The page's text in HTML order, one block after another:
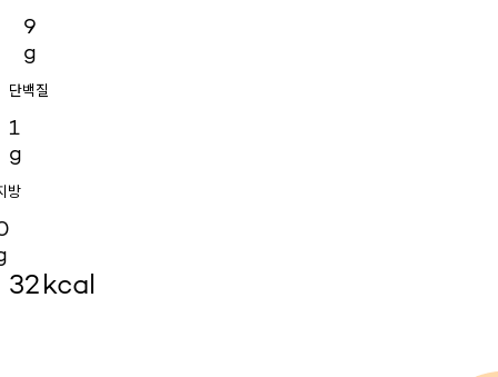
9
g
단백질
1
g
방
32kcal